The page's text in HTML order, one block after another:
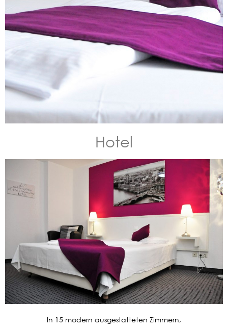
Hotel
In 15 modern ausgestatteten Zimmern,